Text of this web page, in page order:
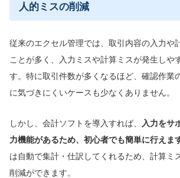
人的ミスの削減
従来のエクセル管理では、取引内容の入力や
ことが多く、入力ミスや計算ミスが発生しや
す。特に取引件数が多くなるほど、確認作業
に気づきにくいケースも少なくありません。
しかし、会計ソフトを導入すれば、 入力をサ
力機能があるため、 初心者でも簡単に行えま
は自動で集計・仕訳してくれるため、計算ミ
削減ができます。